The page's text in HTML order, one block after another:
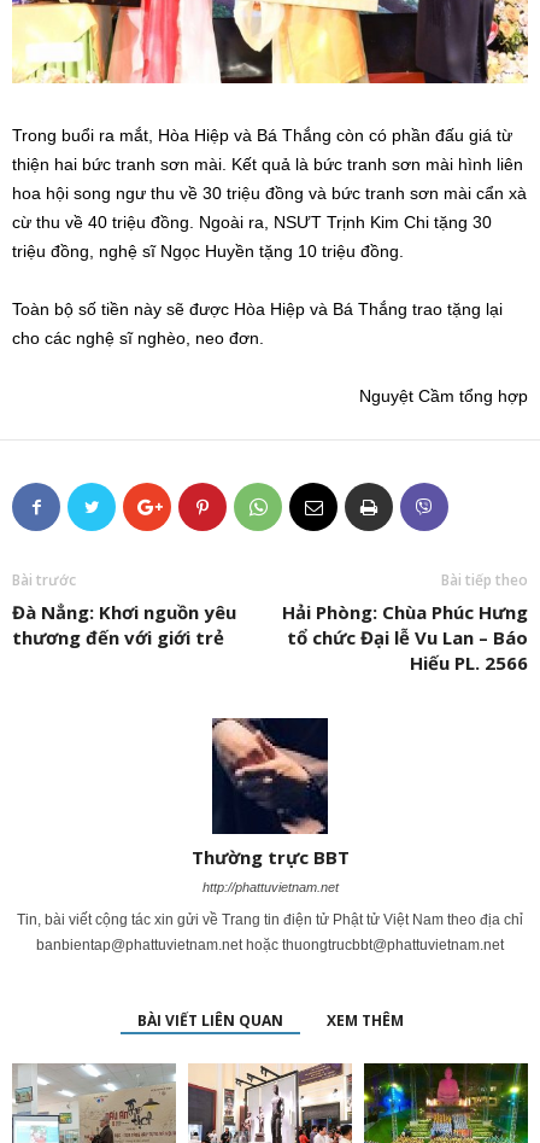
Trong buổi ra mắt, Hòa Hiệp và Bá Thắng còn có phần đấu giá từ
thiện hai bức tranh sơn mài. Kết quả là bức tranh sơn mài hình liên
hoa hội song ngư thu về 30 triệu đồng và bức tranh sơn mài cẩn xà
cừ thu về 40 triệu đồng. Ngoài ra, NSƯT Trịnh Kim Chi tặng 30
triệu đồng, nghệ sĩ Ngọc Huyền tặng 10 triệu đồng.
Toàn bộ số tiền này sẽ được Hòa Hiệp và Bá Thắng trao tặng lại
cho các nghệ sĩ nghèo, neo đơn.
Nguyệt Cầm tổng hợp
Bài trước
Đà Nẳng: Khơi nguồn yêu
thương đến với giới trẻ
Bài tiếp theo
Hải Phòng: Chùa Phúc Hưng
tổ chức Đại lễ Vu Lan – Báo
Hiếu PL. 2566
Thường trực BBT
http://phattuvietnam.net
Tin, bài viết cộng tác xin gửi về Trang tin điện tử Phật tử Việt Nam theo địa chỉ
banbientap@phattuvietnam.net hoặc thuongtrucbbt@phattuvietnam.net
BÀI VIẾT LIÊN QUAN XEM THÊM